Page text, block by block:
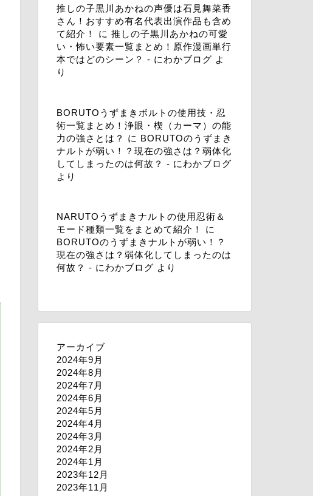
推しの子黒川あかねの声優は石見舞菜香
さん！おすすめ有名代表出演作品も含め
て紹介！
に 推しの子黒川あかねの可愛
い・怖い要素一覧まとめ！原作漫画単行
本ではどのシーン？ - にわかブログ よ
り
BORUTOうずまきボルトの使用技・忍
術一覧まとめ！浄眼・楔（カーマ）の能
力の強さとは？
に BORUTOのうずまき
ナルトが弱い！？現在の強さは？弱体化
してしまったのは何故？ - にわかブログ
より
NARUTOうずまきナルトの使用忍術＆
モード種類一覧をまとめて紹介！
に
BORUTOのうずまきナルトが弱い！？
現在の強さは？弱体化してしまったのは
何故？ - にわかブログ より
アーカイブ
2024年9月
2024年8月
2024年7月
2024年6月
2024年5月
2024年4月
2024年3月
2024年2月
2024年1月
2023年12月
2023年11月